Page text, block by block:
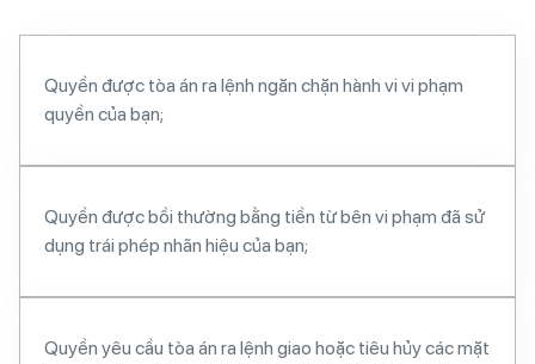
Quyền được tòa án ra lệnh ngăn chặn hành vi vi phạm
quyền của bạn;
Quyền được bồi thường bằng tiền từ bên vi phạm đã sử
dụng trái phép nhãn hiệu của bạn;
Quyền yêu cầu tòa án ra lệnh giao hoặc tiêu hủy các mặt